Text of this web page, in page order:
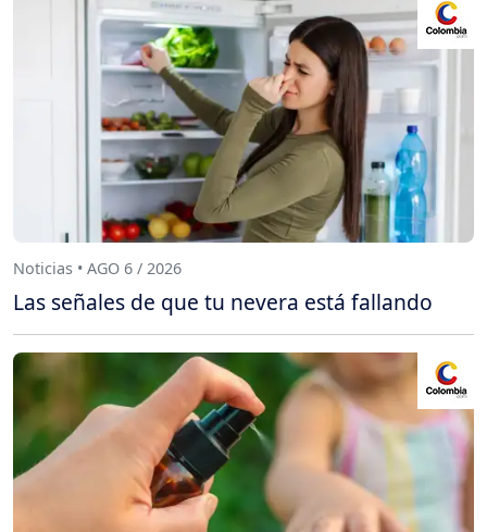
Noticias • AGO 6 / 2026
Las señales de que tu nevera está fallando